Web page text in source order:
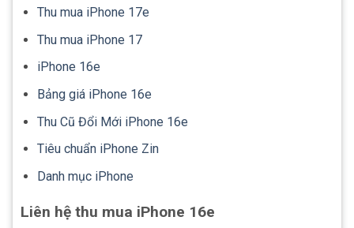
Thu mua iPhone 17e
Thu mua iPhone 17
iPhone 16e
Bảng giá iPhone 16e
Thu Cũ Đổi Mới iPhone 16e
Tiêu chuẩn iPhone Zin
Danh mục iPhone
Liên hệ thu mua iPhone 16e